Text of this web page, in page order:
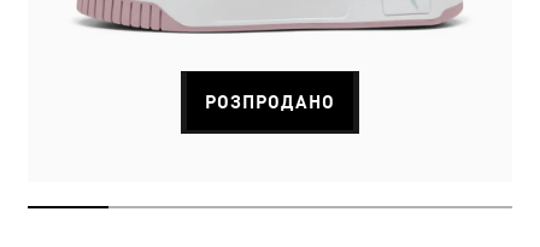
РОЗПРОДАНО